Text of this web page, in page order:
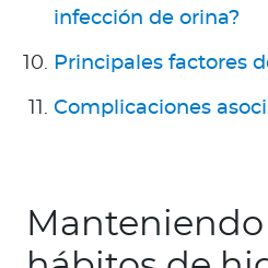
infección de orina?
Principales factores
Complicaciones